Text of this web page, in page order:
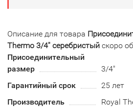
Описание для товара
Thermo 3/4'' серебристый скоро
Присоединительный
размер
3/4"
Гарантийный срок
25 лет
Производитель
Royal